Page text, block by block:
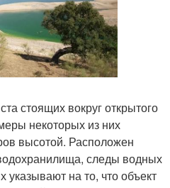
стоящих вокруг открытого
некоторых из них
высотой. Расположен
следы водных
указывают на то, что объект